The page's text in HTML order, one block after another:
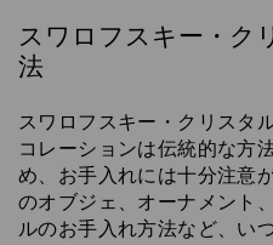
スワロフスキー・ク
法
スワロフスキー・クリスタ
コレーションは伝統的な方
め、お手入れには十分注意
のオブジェ、オーナメント
ルのお手入れ方法など、い